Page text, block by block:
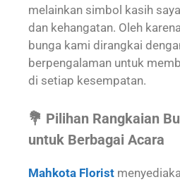
melainkan simbol kasih
dan kehangatan. Oleh
bunga kami dirangkai
berpengalaman untuk
di setiap kesempatan.
💐 Pilihan Rangkaian
untuk Berbagai Acara
Mahkota Florist